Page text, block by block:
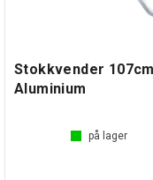
Stokkvender 107cm
Aluminium
på lager